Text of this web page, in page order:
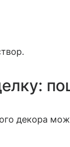
декора